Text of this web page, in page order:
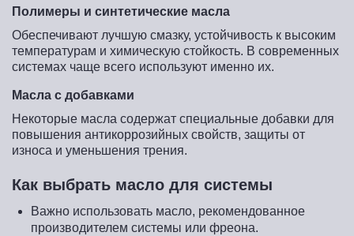
Полимеры и синтетические масла
Обеспечивают лучшую смазку, устойчивость к высоким
температурам и химическую стойкость. В современных
системах чаще всего используют именно их.
Масла с добавками
Некоторые масла содержат специальные добавки для
повышения антикоррозийных свойств, защиты от
износа и уменьшения трения.
Как выбрать масло для системы
Важно использовать масло, рекомендованное
производителем системы или фреона.